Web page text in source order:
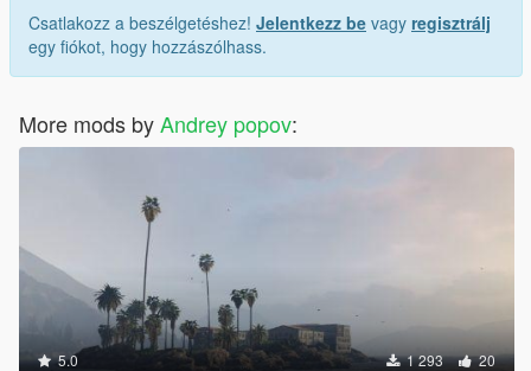
Csatlakozz a beszélgetéshez! Jelentkezz be vagy regisztrálj
egy fiókot, hogy hozzászólhass.
More mods byAndrey popov:
5.0 1 293 20